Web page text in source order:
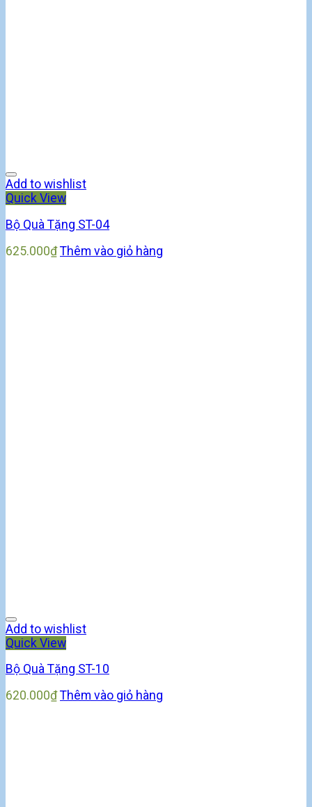
Add to wishlist
Quick View
Bộ Quà Tặng ST-04
625.000₫ Thêm vào giỏ hàng
Add to wishlist
Quick View
Bộ Quà Tặng ST-10
620.000₫ Thêm vào giỏ hàng